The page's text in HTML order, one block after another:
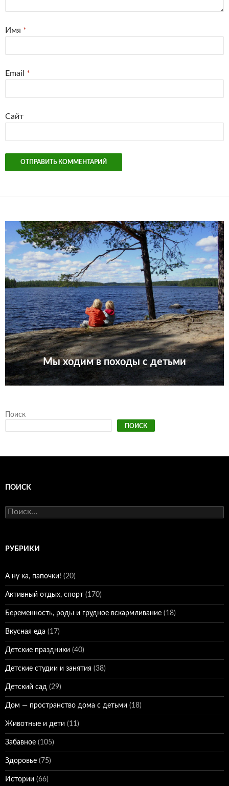
Имя *
Email *
Сайт
Мы ходим в походы с детьми
Поиск
ПОИСК
ПОИСК
Найти:
РУБРИКИ
А ну ка, папочки! (20)
Активный отдых, спорт (170)
Беременность, роды и грудное вскармливание (18)
Вкусная еда (17)
Детские праздники (40)
Детские студии и занятия (38)
Детский сад (29)
Дом — пространство дома с детьми (18)
Животные и дети (11)
Забавное (105)
Здоровье (75)
Истории (66)